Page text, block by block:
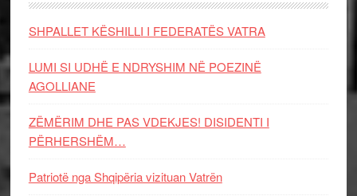
SHPALLET KËSHILLI I FEDERATËS VATRA
LUMI SI UDHË E NDRYSHIM NË POEZINË
AGOLLIANE
ZËMËRIM DHE PAS VDEKJES! DISIDENTI I
PËRHERSHËM…
Patriotë nga Shqipëria vizituan Vatrën